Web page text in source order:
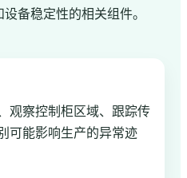
备稳定性的相关组件。
观察控制柜区域、跟踪传
可能影响生产的异常迹